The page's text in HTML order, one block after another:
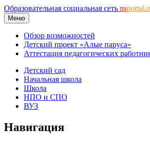
Образовательная социальная сеть ns
Меню
Обзор возможностей
Детский проект «Алые паруса»
Аттестация педагогических
Детский сад
Начальная школа
Школа
НПО и СПО
ВУЗ
Навигация